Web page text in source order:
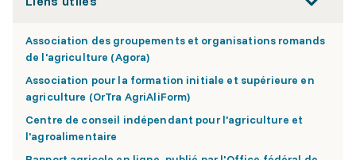
Association des groupements et organisations romands
de l'agriculture (Agora)
Association pour la formation initiale et supérieure en
agriculture (OrTra AgriAliForm)
Centre de conseil indépendant pour l'agriculture et
l'agroalimentaire